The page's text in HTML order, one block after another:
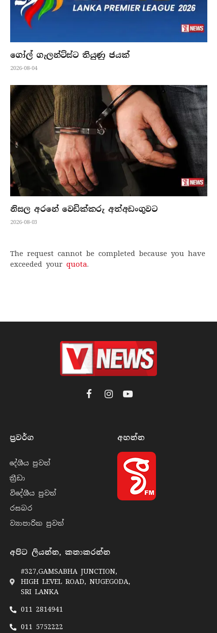
ගෝල් ගැලන්ට්ස්ට තියුණු ජයක්
2026-08-04
නිසල අරනේ වෙඩික්කරු අත්අඩංගුවට
2026-08-03
The request cannot be completed because you have
exceeded your quota.
FacebookInstagramYouTube
ප්‍රවර්​ග
දේශීය පුව​ත්
ක්‍රී​ඩා
විදේශීය පුව​ත්
රසබ​ර
ව්‍යාපාරික පුව​ත්
අහන්​න
අපිට ලියන්න, කතාකරන්න
#327,GAMSABHA JUNCTION,
HIGH LEVEL ROAD, NUGEGODA,
SRI LANKA
011 2814941
011 5752222